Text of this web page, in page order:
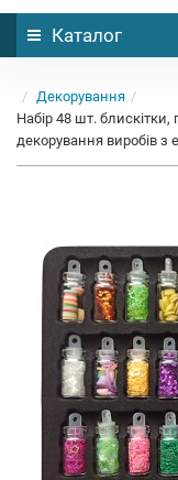
Каталог
Декорування
Набір 48 шт. блискітки,
декорування виробів з